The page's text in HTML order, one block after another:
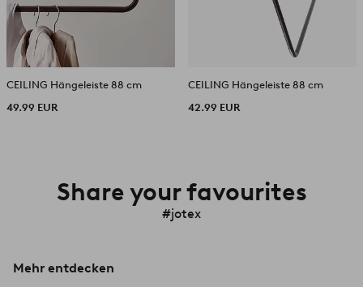
CEILING Hängeleiste 88 cm
49.99 EUR
CEILING Hängeleiste 88 cm
42.99 EUR
Share your favourites
#jotex
Mehr entdecken